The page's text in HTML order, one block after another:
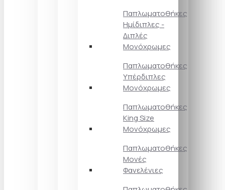
Παπλωματοθήκες
Ημίδιπλες -
Διπλές
Μονόχρωμες
Παπλωματοθήκες
Υπέρδιπλες
Μονόχρωμες
Παπλωματοθήκες
King Size
Μονόχρωμες
Παπλωματοθήκες
Μονές
Φανελένιες